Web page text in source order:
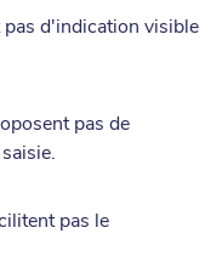
d'indication visible
pas de
pas le